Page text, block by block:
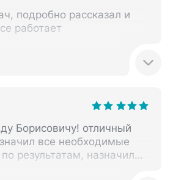
подробно рассказал и
работает
Борисовичу! отличный
все необходимые
результатам, назначил